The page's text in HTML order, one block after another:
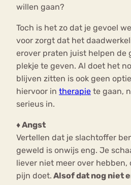
willen gaan?
Toch is het zo dat je gevoel
voor zorgt dat het
erover praten juist helpen de
plekje te geven. Al doet het
blijven zitten is ook geen
hiervoor in therapie te gaan,
serieus in.
♦ Angst
Vertellen dat je slachtoffer
geweld is onwijs eng. Je
liever niet meer over hebben,
pijn doet. Alsof dat nog niet